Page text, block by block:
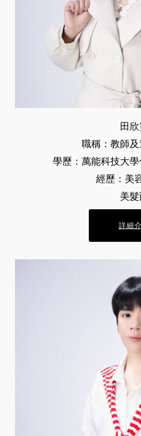
田
職稱：教師
學歷：萬能科技大
經歷：美
美
詳細